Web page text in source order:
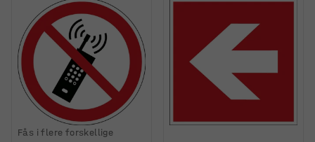
Fås i flere forskellige